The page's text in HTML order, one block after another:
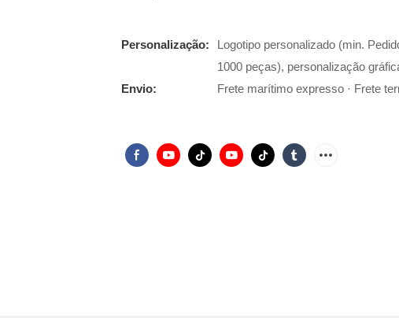
Personalização:
Logotipo personalizado (min.
1000 peças), personalização
Envio:
Frete marítimo expresso · Frete